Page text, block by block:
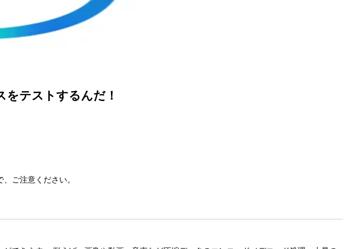
テストするんだ！
ご注意ください。